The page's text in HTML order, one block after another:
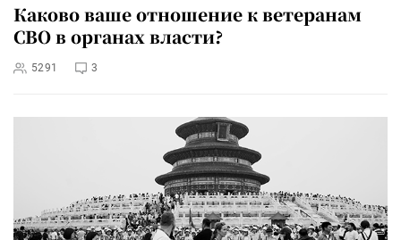
Каково ваше отношение к ветеранам
СВО в органах власти?
5291 3